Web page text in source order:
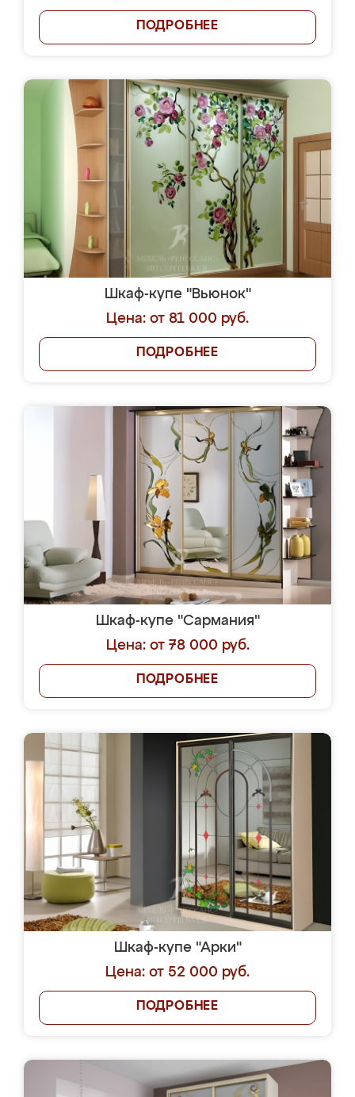
ПОДРОБНЕЕ
Шкаф-купе "Вьюнок"
Цена: от 81 000 руб.
ПОДРОБНЕЕ
Шкаф-купе "Сармания"
Цена: от 78 000 руб.
ПОДРОБНЕЕ
Шкаф-купе "Арки"
Цена: от 52 000 руб.
ПОДРОБНЕЕ